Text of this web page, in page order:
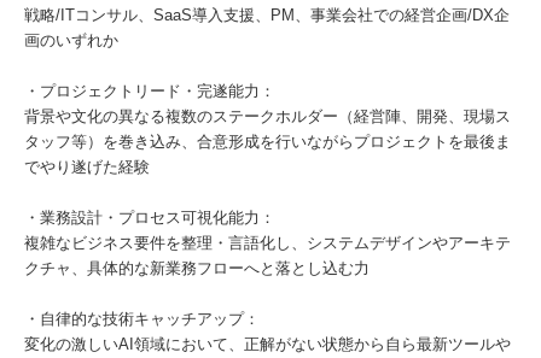
戦略/ITコンサル、SaaS導入支援、PM、事業会社での経営企画/DX企
画のいずれか
・プロジェクトリード・完遂能力：
背景や文化の異なる複数のステークホルダー（経営陣、開発、現場ス
タッフ等）を巻き込み、合意形成を行いながらプロジェクトを最後ま
でやり遂げた経験
・業務設計・プロセス可視化能力：
複雑なビジネス要件を整理・言語化し、システムデザインやアーキテ
クチャ、具体的な新業務フローへと落とし込む力
・自律的な技術キャッチアップ：
変化の激しいAI領域において、正解がない状態から自ら最新ツールや